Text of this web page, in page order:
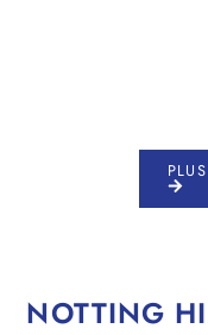
NOTTING